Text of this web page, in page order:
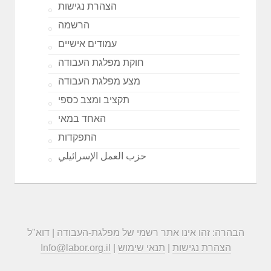
הצהרת נגישות
הרשמה
עמודים אישיים
חוקת מפלגת העבודה
מצע מפלגת העבודה
תקציב ומצב כספי
האחד במאי
התפקדות
حزب العمل الإسرائيلي
הבהרה: זהו אינו אתר רשמי של מפלגת-העבודה | דוא"ל
Info@labor.org.il
הצהרת נגישות תנאי שימוש